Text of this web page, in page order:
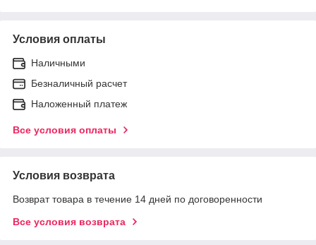
Условия оплаты
Наличными
Безналичный расчет
Наложенный платеж
Все условия оплаты
Условия возврата
Возврат товара в течение 14 дней по договоренности
Все условия возврата